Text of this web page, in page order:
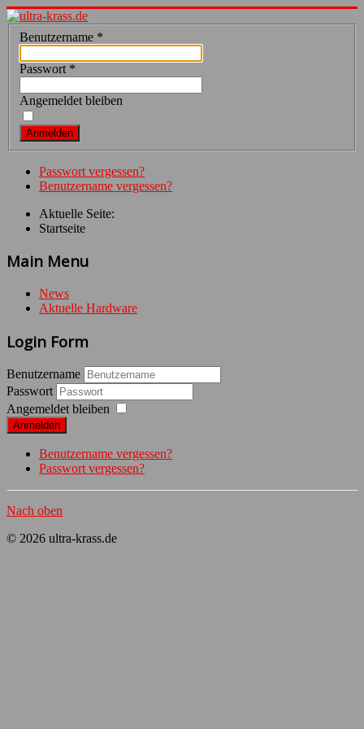
Benutzername *
Passwort *
Angemeldet bleiben
Anmelden
Passwort vergessen?
Benutzername vergessen?
Aktuelle Seite:
Startseite
Main Menu
News
Aktuelle Hardware
Login Form
Benutzername
Passwort
Angemeldet bleiben
Anmelden
Benutzername vergessen?
Passwort vergessen?
Nach oben
© 2026 ultra-krass.de